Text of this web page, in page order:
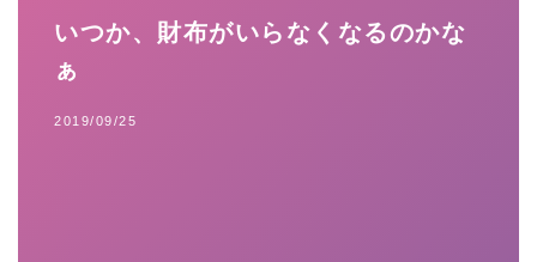
いつか、財布がいらなくなるのかな
ぁ
2019/09/25